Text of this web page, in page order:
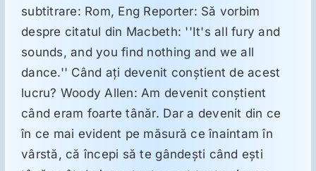
LDN
ORL
Oncologie
Toxicologie
subtitrare: Rom, Eng Reporter: Să vorbim
despre citatul din Macbeth: ''It's all fury and
sounds, and you find nothing and we all
dance.'' Când aţi devenit conştient de acest
lucru? Woody Allen: Am devenit conştient
când eram foarte tânăr. Dar a devenit din ce
în ce mai evident pe măsură ce înaintam în
vârstă, că începi să te gândeşti când eşti